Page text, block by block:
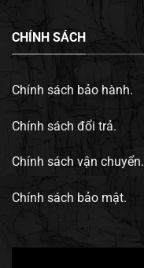
CHÍNH SÁCH
Chính sách bảo hành.
Chính sách đổi trả.
Chính sách vận chuyển.
Chính sách bảo mật.